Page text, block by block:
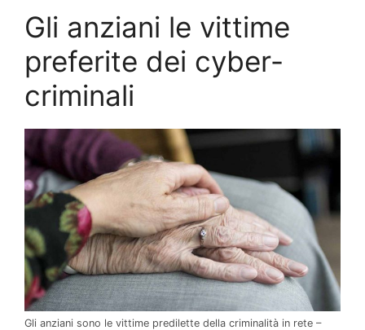
Gli anziani le vittime
preferite dei cyber-
criminali
Gli anziani sono le vittime predilette della criminalità in rete –